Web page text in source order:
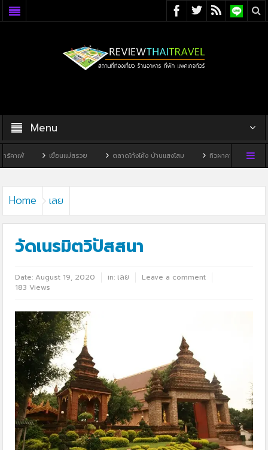
Menu
เขื่อนแม่สรวย ตลาดโก้งโค้ง บ้านแสงโสม ทิวผาคาเฟ่ บ้านพิพิธภัณฑ์ไ
Home เลย
วัดเนรมิตวิปัสสนา
Date:August 19, 2020 in: เลย
Leave a comment
183 Views